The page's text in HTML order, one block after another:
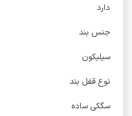
دارد
جنس بند
سیلیکون
نوع قفل بند
سگکی ساده